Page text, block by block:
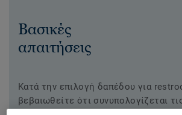
Βασικές
απαιτήσεις
Κατά την επιλογή δαπέδου για
βεβαιωθείτε ότι συνυπολογίζεται